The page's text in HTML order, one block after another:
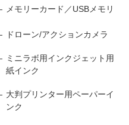
メモリーカード／USBメモリ
ドローン/アクションカメラ
ミニラボ用インクジェット用
紙インク
大判プリンター用ペーパーイ
ンク